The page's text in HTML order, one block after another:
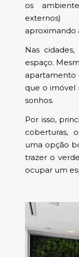
os
externos)
aproximando
Nas
espaço.
apartamento
que o imóvel
sonhos.
Por isso,
coberturas,
uma opção
trazer o
ocupar um